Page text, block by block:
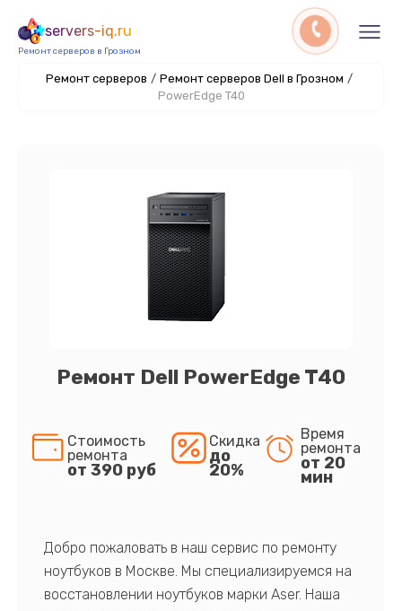
servers-iq.ru
Ремонт серверов в Грозном
Ремонт серверов / Ремонт серверов Dell в Грозном /
PowerEdge T40
Ремонт Dell PowerEdge T40
Стоимость
ремонта
от 390 руб
Скидка
до
20%
Время
ремонта
от 20
мин
Добро пожаловать в наш сервис по ремонту
ноутбуков в Москве. Мы специализируемся на
восстановлении ноутбуков марки Aser. Наша